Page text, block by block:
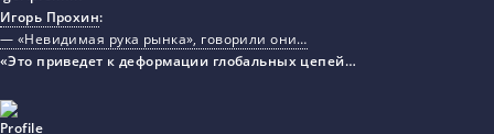
Игорь Прохин:
— «Невидимая рука рынка», говорили они…
«Это приведет к деформации глобальных цепей…